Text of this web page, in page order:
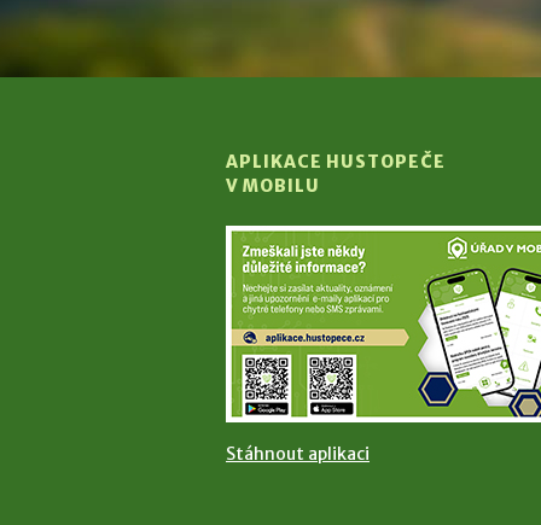
APLIKACE HUSTOPEČE
V MOBILU
Stáhnout aplikaci